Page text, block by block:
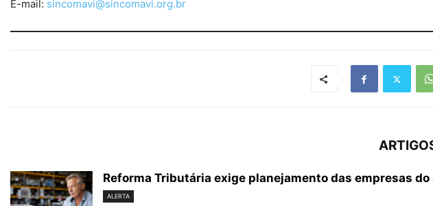
E-mail: sincomavi@sincomavi.org.br
Reforma Tributária exige planejamento das empresas
ALERTA